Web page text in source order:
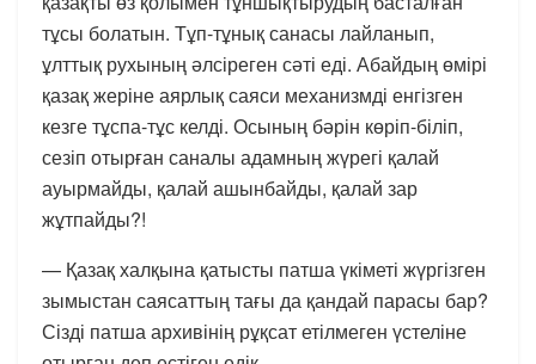
тұсы болатын. Тұп-тұнық санасы лайланып,
ұлттық рухының әлсіреген сәті еді. Абайдың өмірі
қазақ жеріне аярлық саяси механизмді енгізген
кезге тұспа-тұс келді. Осының бәрін көріп-біліп,
сезіп отырған саналы адамның жүрегі қалай
ауырмайды, қалай ашынбайды, қалай зар
жұтпайды?!
— Қазақ халқына қатысты патша үкіметі жүргізген
зымыстан саясаттың тағы да қандай парасы бар?
Сізді патша архивінің рұқсат етілмеген үстеліне